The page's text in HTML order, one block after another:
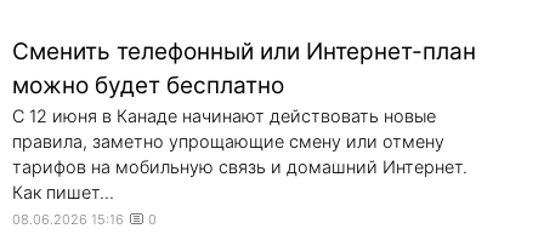
Сменить телефонный или Интернет-план
можно будет бесплатно
С 12 июня в Канаде начинают действовать новые
правила, заметно упрощающие смену или отмену
тарифов на мобильную связь и домашний Интернет.
Как пишет...
08.06.2026 15:16 0